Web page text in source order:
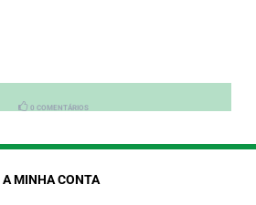
0 COMENTÁRIOS
A MINHA CONTA